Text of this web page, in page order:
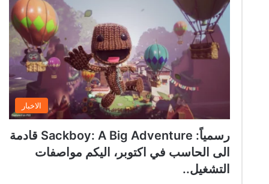
الاخبار
رسمياً: Sackboy: A Big Adventure قادمة
الى الحاسب في اكتوبر، اليكم مواصفات
التشغيل..